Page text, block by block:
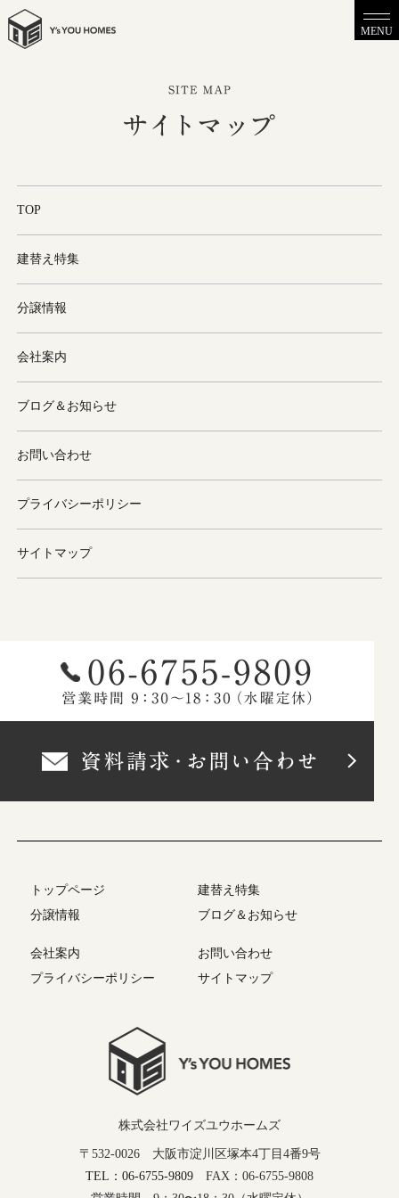
MENU
TOP
建替え特集
分譲情報
会社案内
ブログ＆お知らせ
お問い合わせ
プライバシーポリシー
サイトマップ
株式会社ワイズユウホームズ
〒532-0026 大阪市淀川区塚本4丁目4番9号
TEL：06-6755-9809 FAX：06-6755-9808
トップページ
建替え特集
分譲情報
ブログ＆お知らせ
会社案内
お問い合わせ
プライバシーポリシー
サイトマップ